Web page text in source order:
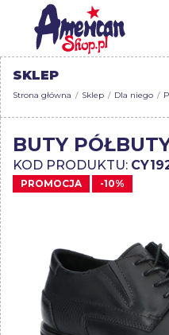
SKLEP
Strona główna Sklep Dla niego
BUTY
KOD PRODUKTU:
PROMOCJA -10%